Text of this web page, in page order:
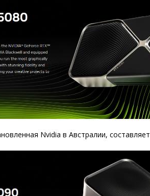
Nvidia в Австралии, составляет